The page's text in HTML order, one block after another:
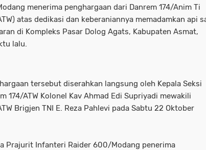
menerima penghargaan dari Danrem 174/Anim Ti
atas dedikasi dan keberaniannya memadamkan api
di Kompleks Pasar Dolog Agats, Kabupaten Asmat,
lalu.
tersebut diserahkan langsung oleh Kepala Seksi
174/ATW Kolonel Kav Ahmad Edi Supriyadi mewakili
Brigjen TNI E. Reza Pahlevi pada Sabtu 22 Oktober
Prajurit Infanteri Raider 600/Modang penerima